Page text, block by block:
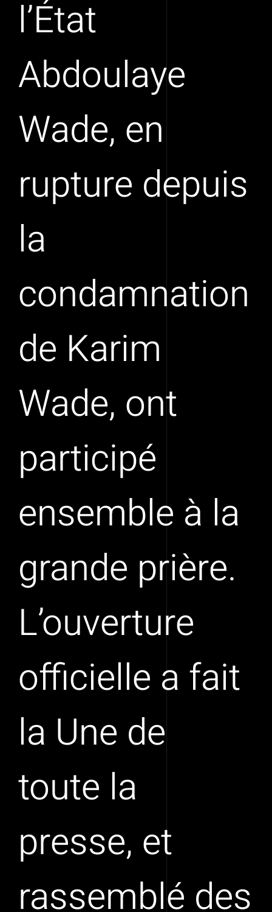
l’État
Abdoulaye
Wade, en
rupture depuis
la
condamnation
de Karim
Wade, ont
participé
ensemble à la
grande prière.
L’ouverture
officielle a fait
la Une de
toute la
presse, et
rassemblé des